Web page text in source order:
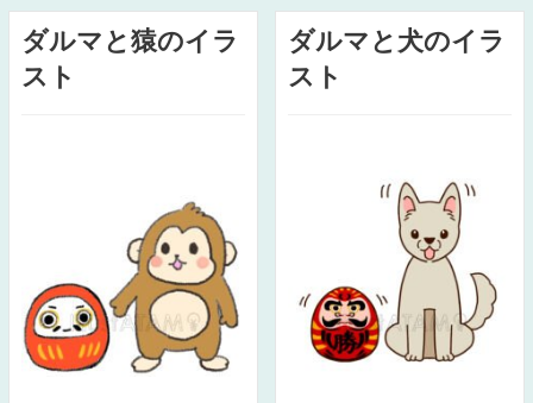
ダルマと猿のイラ
スト
ダルマと犬のイラ
スト